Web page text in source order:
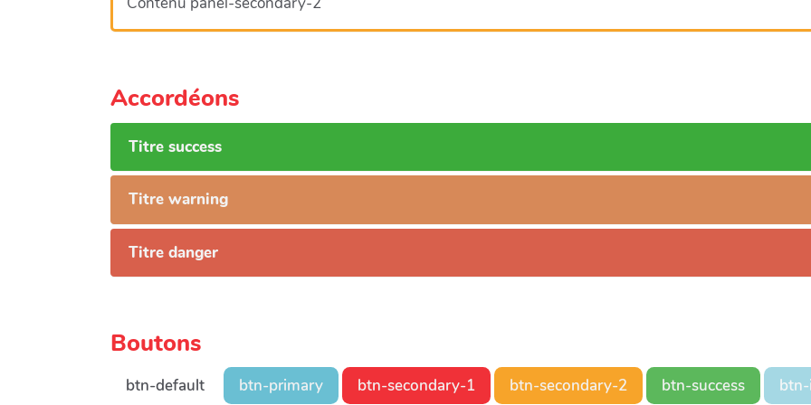
Accordéons
Titre success
Titre warning
Titre danger
Boutons
btn-default btn-primary btn-secondary-1 btn-secondary-2 btn-success